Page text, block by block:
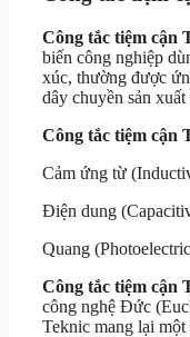
Công tắc tiệm cận
biến công nghiệp
xúc, thường được
dây chuyền sản
Công tắc tiệm cận
Cảm ứng từ
Điện dung
Quang
Công tắc tiệm cận
công nghệ Đức
Teknic mang lại một